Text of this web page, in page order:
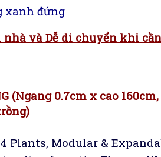
xanh đứng
nhà và Dễ di chuyển khi cần
(Ngang 0.7cm x cao
Plants, Modular &